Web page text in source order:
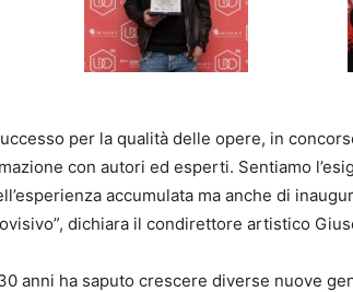
per la qualità delle opere, in
con autori ed esperti. Sentiamo
accumulata ma anche di
dichiara il condirettore artistico
anni ha saputo crescere diverse nuove